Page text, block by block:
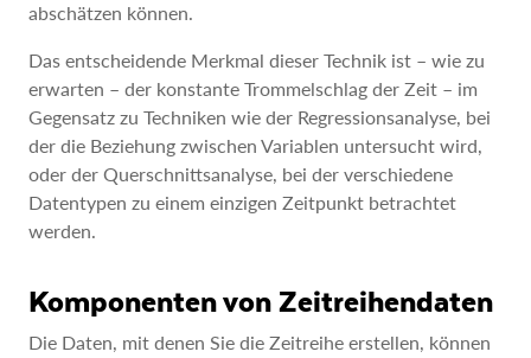
abschätzen können.
Das entscheidende Merkmal dieser Technik ist – wie zu
erwarten – der konstante Trommelschlag der Zeit – im
Gegensatz zu Techniken wie der Regressionsanalyse, bei
der die Beziehung zwischen Variablen untersucht wird,
oder der Querschnittsanalyse, bei der verschiedene
Datentypen zu einem einzigen Zeitpunkt betrachtet
werden.
Komponenten von Zeitreihendaten
Die Daten, mit denen Sie die Zeitreihe erstellen, können